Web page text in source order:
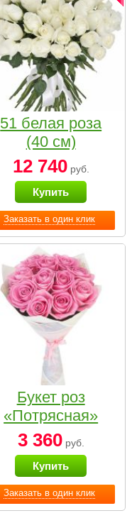
Заказать в один клик
51 белая роза
(40 см)
12 740руб.
Купить
Заказать в один клик
Букет роз
«Потрясная»
3 360руб.
Купить